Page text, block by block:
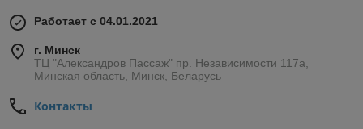
Работает с 04.01.2021
г. Минск
ТЦ "Александров Пассаж" пр. Независимости 117а,
Минская область, Минск, Беларусь
Контакты